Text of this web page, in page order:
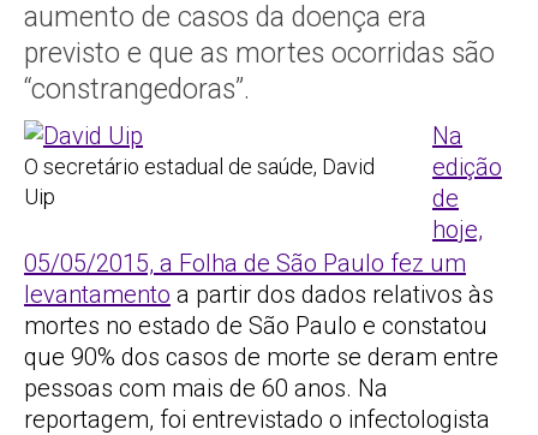
aumento de casos da doença era
previsto e que as mortes ocorridas são
“constrangedoras”.
O secretário estadual de saúde, David
Uip
Na
edição
de
hoje,
05/05/2015, a Folha de São Paulo fez um
levantamento a partir dos dados relativos às
mortes no estado de São Paulo e constatou
que 90% dos casos de morte se deram entre
pessoas com mais de 60 anos. Na
reportagem, foi entrevistado o infectologista